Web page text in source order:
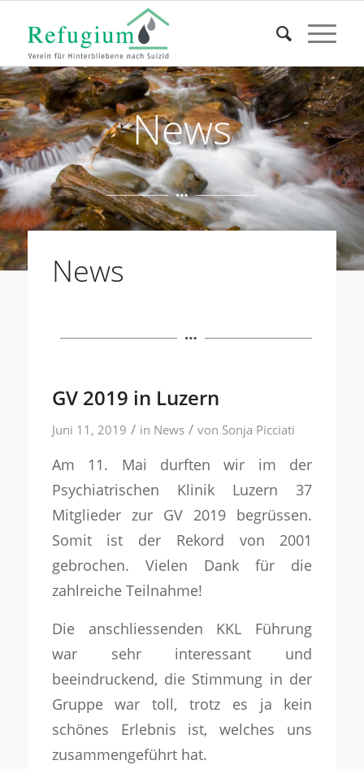
News
News
GV 2019 in Luzern
Juni 11, 2019 / in News / von Sonja Picciati
Am 11. Mai durften wir im der
Psychiatrischen Klinik Luzern 37
Mitglieder zur GV 2019 begrüssen.
Somit ist der Rekord von 2001
gebrochen. Vielen Dank für die
zahlreiche Teilnahme!
Die anschliessenden KKL Führung
war sehr interessant und
beeindruckend, die Stimmung in der
Gruppe war toll, trotz es ja kein
schönes Erlebnis ist, welches uns
zusammengeführt hat.